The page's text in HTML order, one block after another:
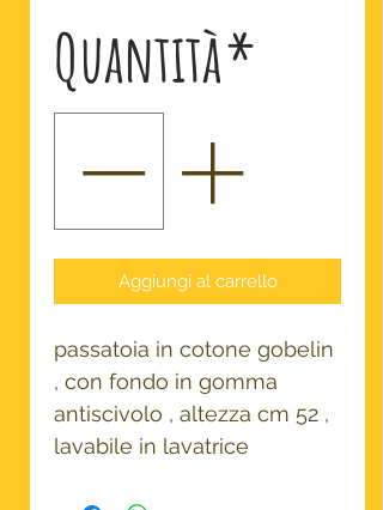
Quantità*
Aggiungi al carrello
passatoia in cotone gobelin
, con fondo in gomma
antiscivolo , altezza cm 52 ,
lavabile in lavatrice